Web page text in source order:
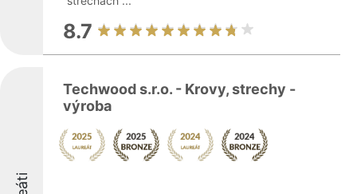
8.7
Techwood s.r.o. - Krovy, strechy -
výroba